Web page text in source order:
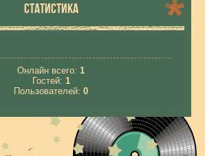
СТАТИСТИКА
Онлайн всего: 1
Гостей: 1
Пользователей: 0